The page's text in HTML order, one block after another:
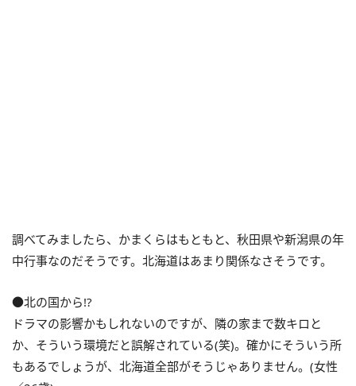
調べてみましたら、かまくらはもともと、秋田県や新潟県の年
中行事なのだそうです。北海道はあまり関係なさそうです。
●北の国から!?
ドラマの影響かもしれないのですが、隣の家まで数キロと
か、そういう環境だと誤解されている(笑)。確かにそういう所
もあるでしょうが、北海道全部がそうじゃありません。(女性